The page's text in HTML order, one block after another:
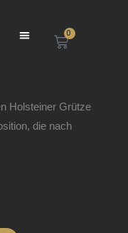
Menü 0
Holsteiner Grütze
die nach